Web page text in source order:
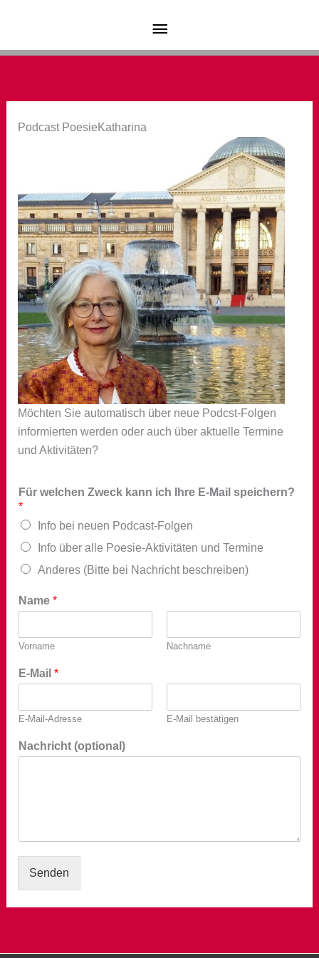
Hauptmenü
Podcast PoesieKatharina
Möchten Sie automatisch über neue Podcst-Folgen
informierten werden oder auch über aktuelle Termine
und Aktivitäten?
Für welchen Zweck kann ich Ihre E-Mail speichern?
*
Info bei neuen Podcast-Folgen
Info über alle Poesie-Aktivitäten und Termine
Anderes (Bitte bei Nachricht beschreiben)
Name *
Vorname Nachname
E-Mail *
E-Mail-Adresse E-Mail bestätigen
Nachricht (optional)
Senden